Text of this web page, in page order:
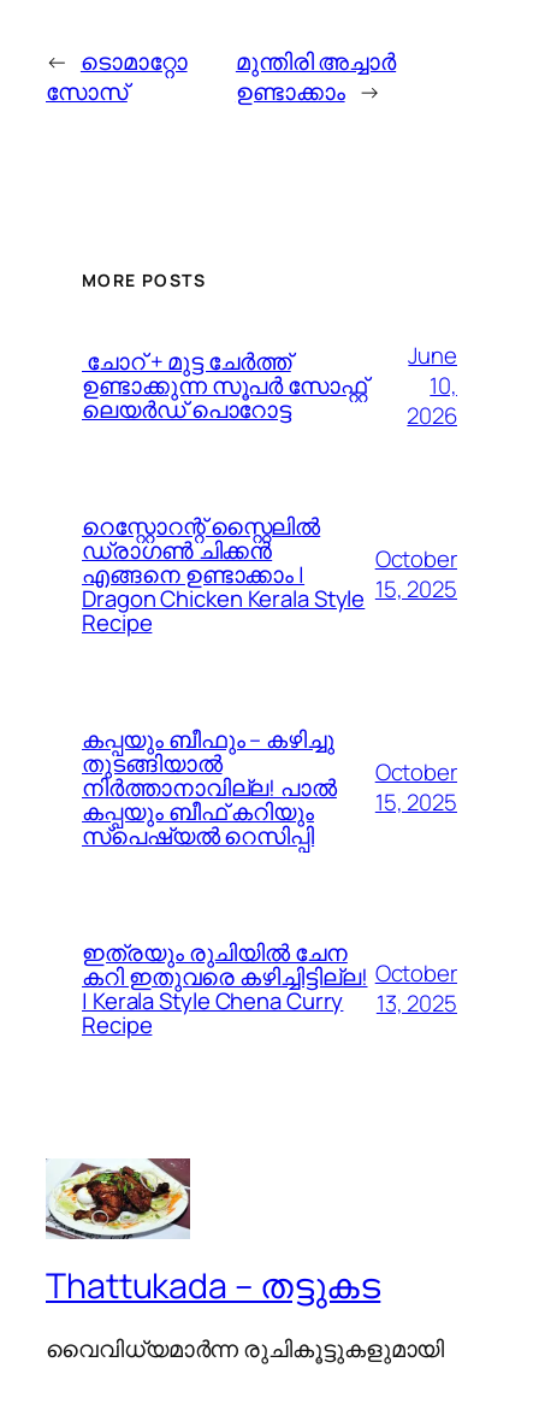
← ടൊമാറ്റോ
സോസ്
മുന്തിരി അച്ചാര്‍
ഉണ്ടാക്കാം →
MORE POSTS
️ ചോറ് + മുട്ട ചേർത്ത്
ഉണ്ടാക്കുന്ന സൂപർ സോഫ്റ്റ്
ലെയർഡ് പൊറോട്ട
June
10,
2026
റെസ്റ്റോറന്റ് സ്റ്റൈലിൽ
ഡ്രാഗൺ ചിക്കൻ
എങ്ങനെ ഉണ്ടാക്കാം |
Dragon Chicken Kerala Style
Recipe
October
15, 2025
കപ്പയും ബീഫും – കഴിച്ചു
തുടങ്ങിയാൽ
നിർത്താനാവില്ല! പാൽ
കപ്പയും ബീഫ് കറിയും
സ്പെഷ്യൽ റെസിപ്പി
October
15, 2025
ഇത്രയും രുചിയിൽ ചേന
കറി ഇതുവരെ കഴിച്ചിട്ടില്ല!
| Kerala Style Chena Curry
Recipe
October
13, 2025
Thattukada – തട്ടുകട
വൈവിധ്യമാര്‍ന്ന രുചികൂട്ടുകളുമായി